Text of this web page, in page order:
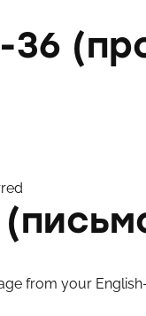
from your